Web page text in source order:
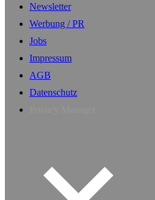
Newsletter
Werbung / PR
Jobs
Impressum
AGB
Datenschutz